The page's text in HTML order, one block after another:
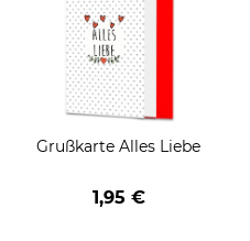
Grußkarte Alles Liebe
1,95 €